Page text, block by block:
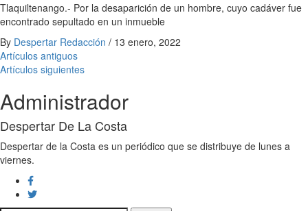
Tlaquiltenango.- Por la desaparición de un hombre, cuyo cadáver fue
encontrado sepultado en un inmueble
By Despertar Redacción / 13 enero, 2022
Navegación
de
entradas
Artículos antiguos
Artículos siguientes
Administrador
Despertar De La Costa
Despertar de la Costa es un periódico que se distribuye de lunes a
viernes.